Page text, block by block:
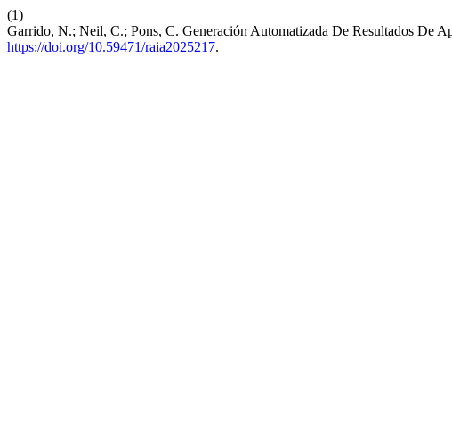
(1)
Garrido, N.; Neil, C.; Pons, C. Generación Automatizada De Resultados De
https://doi.org/10.59471/raia2025217.